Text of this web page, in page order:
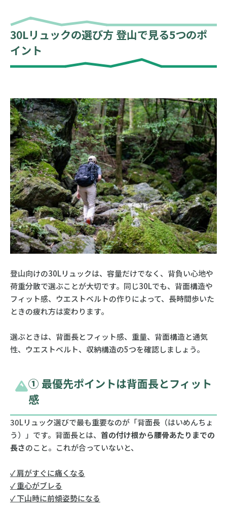
30Lリュックの選び方 登山で見る5つのポ
イント
登山向けの30Lリュックは、容量だけでなく、背負い心地や
荷重分散で選ぶことが大切です。同じ30Lでも、背面構造や
フィット感、ウエストベルトの作りによって、長時間歩いた
ときの疲れ方は変わります。
選ぶときは、背面長とフィット感、重量、背面構造と通気
性、ウエストベルト、収納構造の5つを確認しましょう。
① 最優先ポイントは背面長とフィット
感
30Lリュック選びで最も重要なのが「背面長（はいめんちょ
う）」です。背面長とは、 首の付け根から腰骨あたりまでの
長さのこと。これが合っていないと、
✓ 肩がすぐに痛くなる
✓ 重心がブレる
✓ 下山時に前傾姿勢になる